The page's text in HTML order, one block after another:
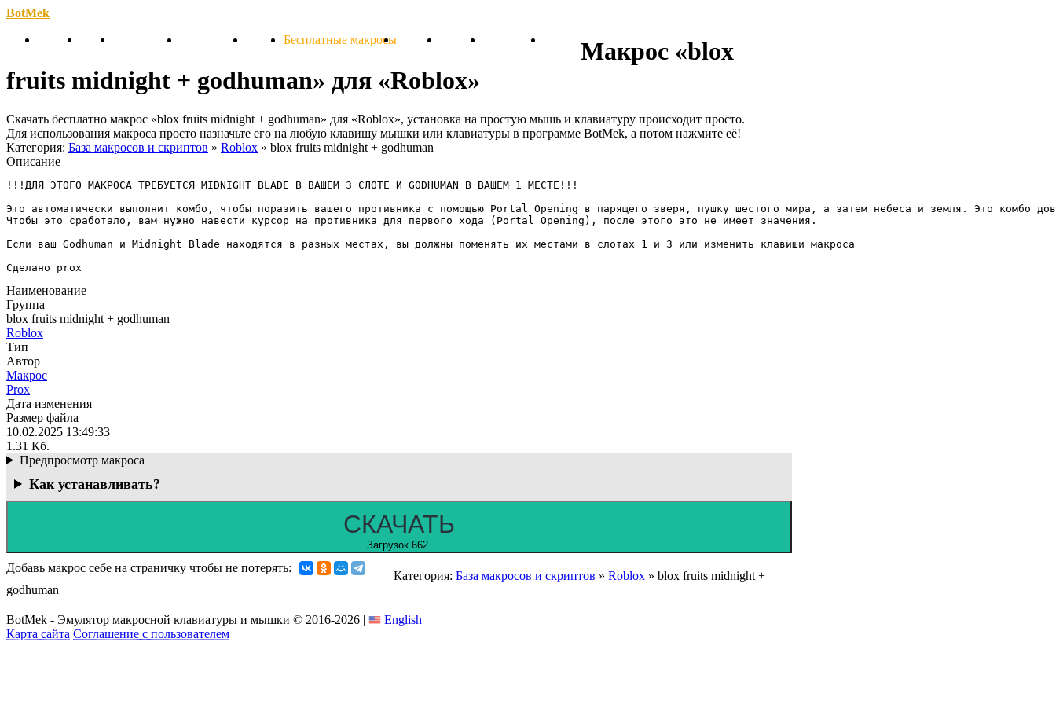
BotMek
Скачать
Обзор Обновления Инструкция Статьи Бесплатные макросы Тарифы Отзывы Поддержка
Макрос «blox
fruits midnight + godhuman» для «Roblox»
Скачать бесплатно макрос «blox fruits midnight + godhuman» для «Roblox», установка на простую мышь и клавиатуру происходит просто.
Для использования макроса просто назначьте его на любую клавишу мышки или клавиатуры в программе BotMek, а потом нажмите её!
Категория: База макросов и скриптов » Roblox » blox fruits midnight + godhuman
Описание
!!!ДЛЯ ЭТОГО МАКРОСА ТРЕБУЕТСЯ MIDNIGHT BLADE В ВАШЕМ 3 СЛОТЕ И GODHUMAN В ВАШЕМ 1 МЕСТЕ!!!
Это автоматически выполнит комбо, чтобы поразить вашего противника с помощью Portal Opening в парящего зверя, пушку шестого мира, а затем небеса и земля. Это комбо
Чтобы это сработало, вам нужно навести курсор на противника для первого хода (Portal Opening), после этого это не имеет значения.
Если ваш Godhuman и Midnight Blade находятся в разных местах, вы должны поменять их местами в слотах 1 и 3 или изменить клавиши макроса
Сделано prox
Наименование
Группа
blox fruits midnight + godhuman
Roblox
Тип
Автор
Макрос
Prox
Дата изменения
Размер файла
10.02.2025 13:49:33
1.31 Кб.
Предпросмотр макроса
Как устанавливать?
СКАЧАТЬ
Загрузок 662
Добавь макрос себе на страничку чтобы не потерять:
Категория: База макросов и скриптов » Roblox » blox fruits midnight +
godhuman
BotMek - Эмулятор макросной клавиатуры и мышки © 2016-2026 |
English
Карта сайта Соглашение с пользователем